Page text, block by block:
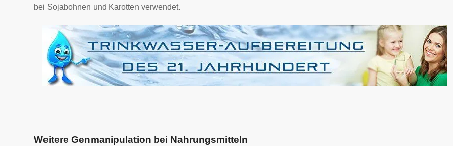
bei Sojabohnen und Karotten verwendet.
Weitere Genmanipulation bei Nahrungsmitteln